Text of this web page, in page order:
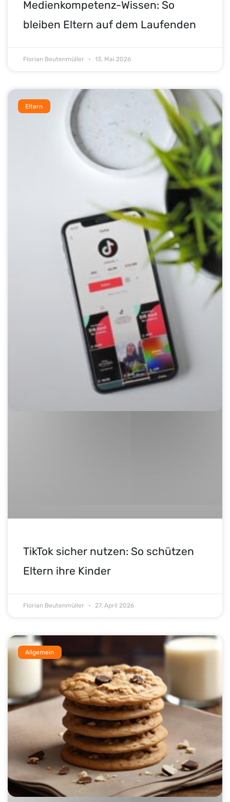
Medienkompetenz-Wissen: So
bleiben Eltern auf dem Laufenden
Florian Beutenmüller 13. Mai 2026
Eltern
TikTok sicher nutzen: So schützen
Eltern ihre Kinder
Florian Beutenmüller 27. April 2026
Allgemein